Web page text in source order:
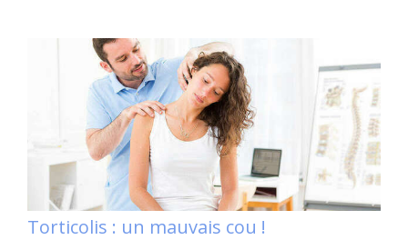
Torticolis : un mauvais cou !